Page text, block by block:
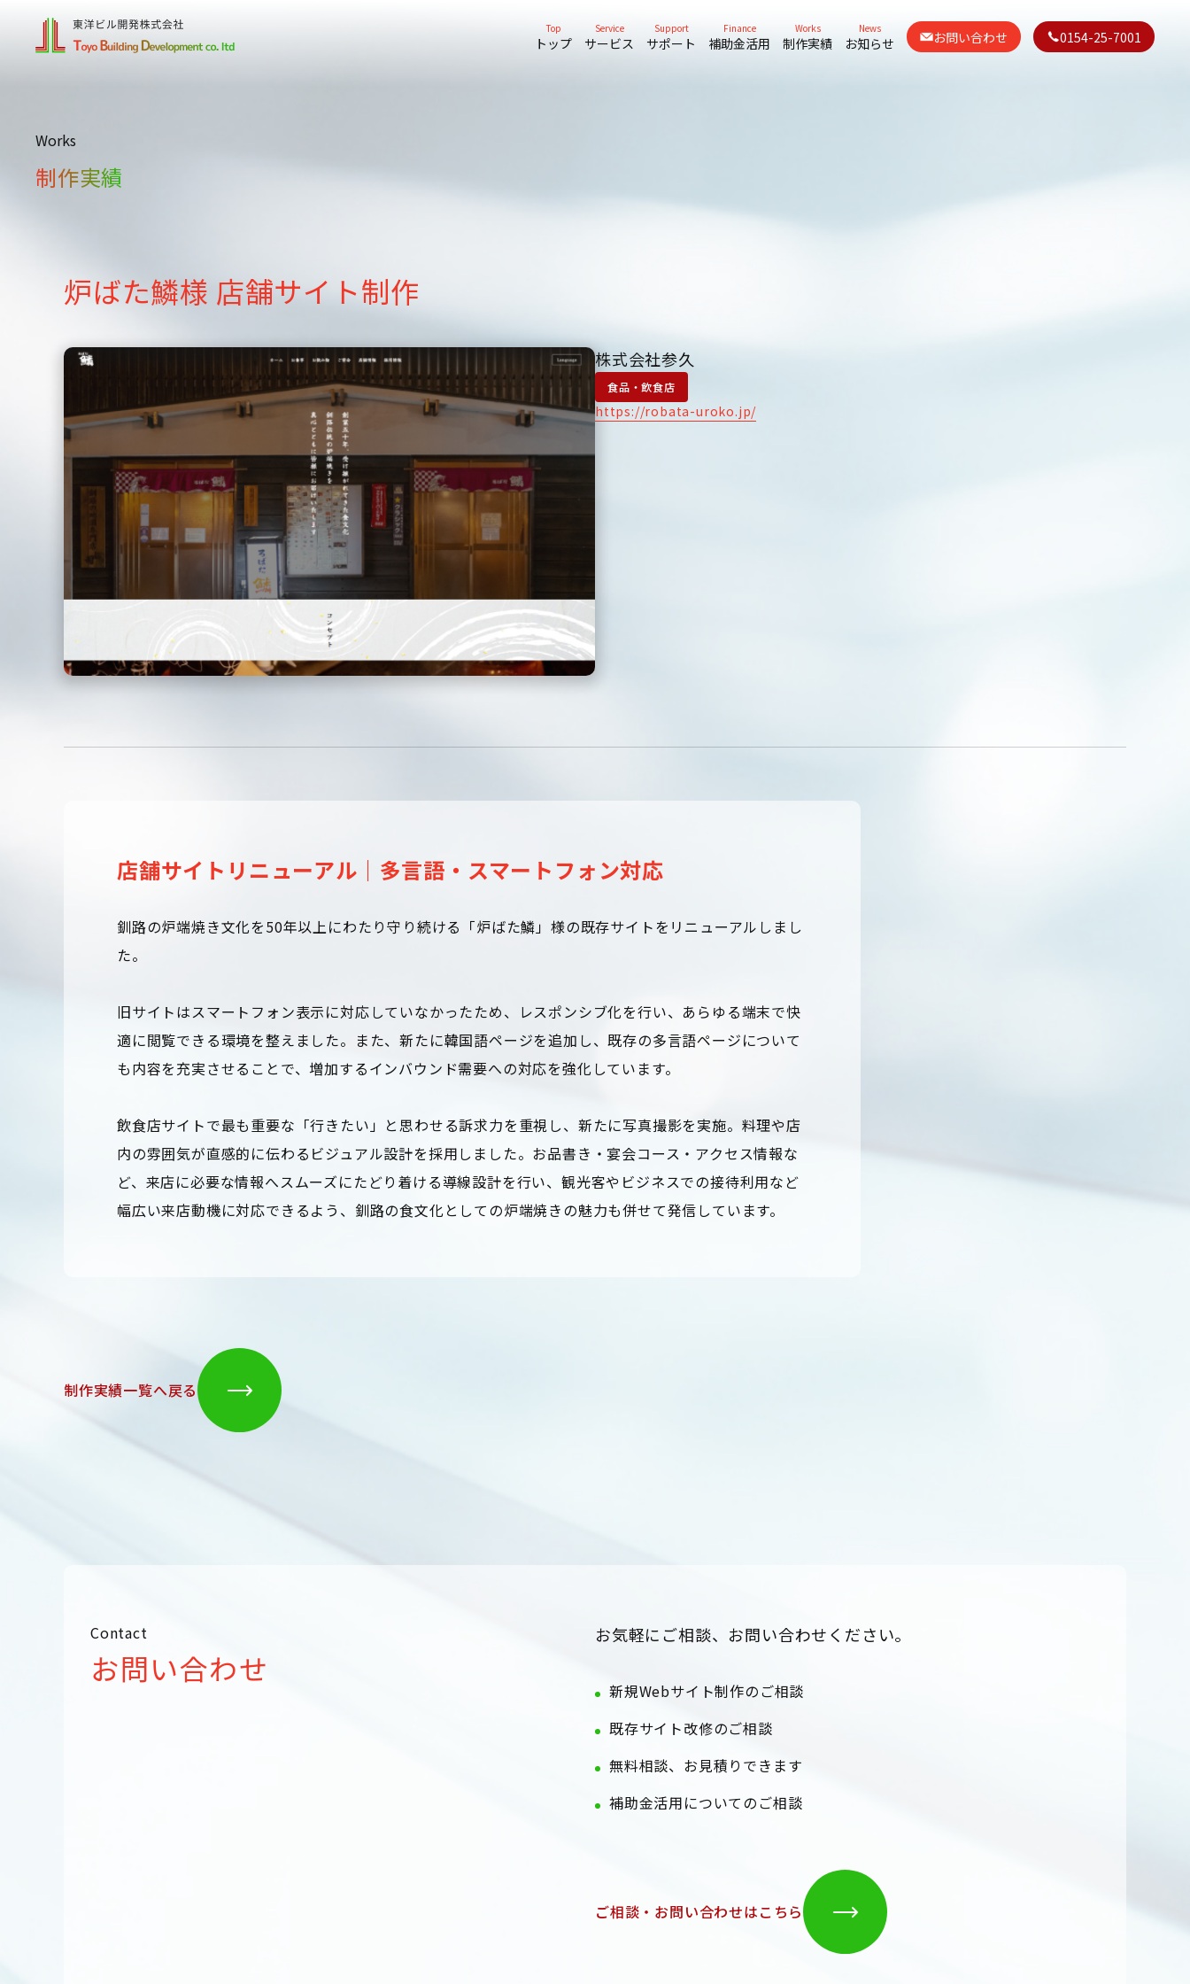
Top
トップ
Service
サービス
Support
サポート
Finance
補助金活用
Works
制作実績
News
お知らせ お問い合わせ 0154-25-7001
Works
制作実績
炉ばた鱗様 店舗サイト制作
株式会社参久
食品・飲食店
https://robata-uroko.jp/
店舗サイトリニューアル｜多言語・スマートフォン対応
釧路の炉端焼き文化を50年以上にわたり守り続ける「炉ばた鱗」様の既存サイトをリニューアルしまし
た。
旧サイトはスマートフォン表示に対応していなかったため、レスポンシブ化を行い、あらゆる端末で快
適に閲覧できる環境を整えました。また、新たに韓国語ページを追加し、既存の多言語ページについて
も内容を充実させることで、増加するインバウンド需要への対応を強化しています。
飲食店サイトで最も重要な「行きたい」と思わせる訴求力を重視し、新たに写真撮影を実施。料理や店
内の雰囲気が直感的に伝わるビジュアル設計を採用しました。お品書き・宴会コース・アクセス情報な
ど、来店に必要な情報へスムーズにたどり着ける導線設計を行い、観光客やビジネスでの接待利用など
幅広い来店動機に対応できるよう、釧路の食文化としての炉端焼きの魅力も併せて発信しています。
制作実績一覧へ戻る
Contact
お問い合わせ
お気軽にご相談、お問い合わせください。
新規Webサイト制作のご相談
既存サイト改修のご相談
無料相談、お見積りできます
補助金活用についてのご相談
ご相談・お問い合わせはこちら